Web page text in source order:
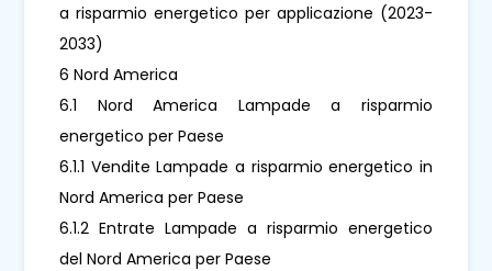
a risparmio energetico per applicazione (2023-
2033)
6 Nord America
6.1 Nord America Lampade a risparmio
energetico per Paese
6.1.1 Vendite Lampade a risparmio energetico in
Nord America per Paese
6.1.2 Entrate Lampade a risparmio energetico
del Nord America per Paese